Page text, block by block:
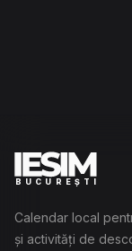
BUCUREȘTI
Calendar local
și activități de